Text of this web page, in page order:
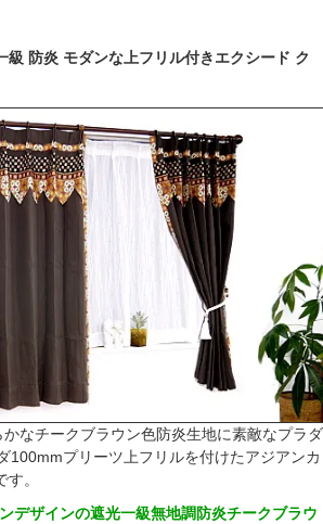
級 防炎 モダンな上フリル付きエクシード ク
なチークブラウン色防炎生地に素敵なプラダ
100mmプリーツ上フリルを付けたアジアンカ
。
デザインの遮光一級無地調防炎チークブラウ